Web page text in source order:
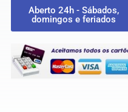
Aberto 24h - Sábados,
domingos e feriados